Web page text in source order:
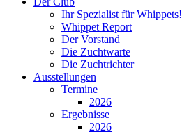
Ihr Spezialist für Whippets!
Whippet Report
Der Vorstand
Die Zuchtwarte
Die Zuchtrichter
Ausstellungen
Termine
2026
Ergebnisse
2026